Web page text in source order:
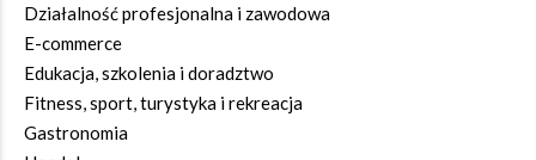
Działalność profesjonalna i zawodowa
E-commerce
Edukacja, szkolenia i doradztwo
Fitness, sport, turystyka i rekreacja
Gastronomia